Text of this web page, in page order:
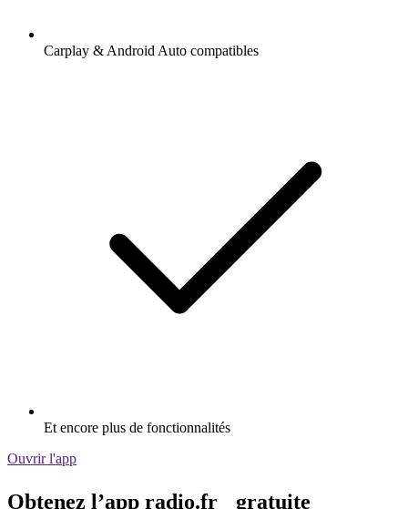
Carplay & Android Auto compatibles
Et encore plus de fonctionnalités
Ouvrir l'app
Obtenez l’app radio.fr gratuite